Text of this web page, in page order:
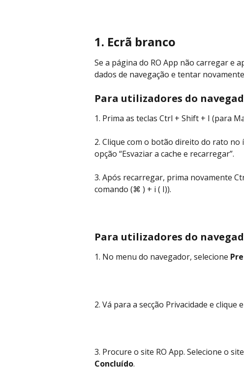
1. Ecrã branco
Se a página do RO App não carregar e
dados de navegação e tentar
Para utilizadores do
1. Prima as teclas Ctrl + Shift + I (para
2. Clique com o botão direito do rato no
opção “Esvaziar a cache e recarregar”.
3. Após recarregar, prima novamente
comando (⌘ ) + i ( I)).
Para utilizadores do
1. No menu do navegador, selecione
2. Vá para a secção Privacidade e clique
3. Procure o site RO App. Selecione o
Concluído.